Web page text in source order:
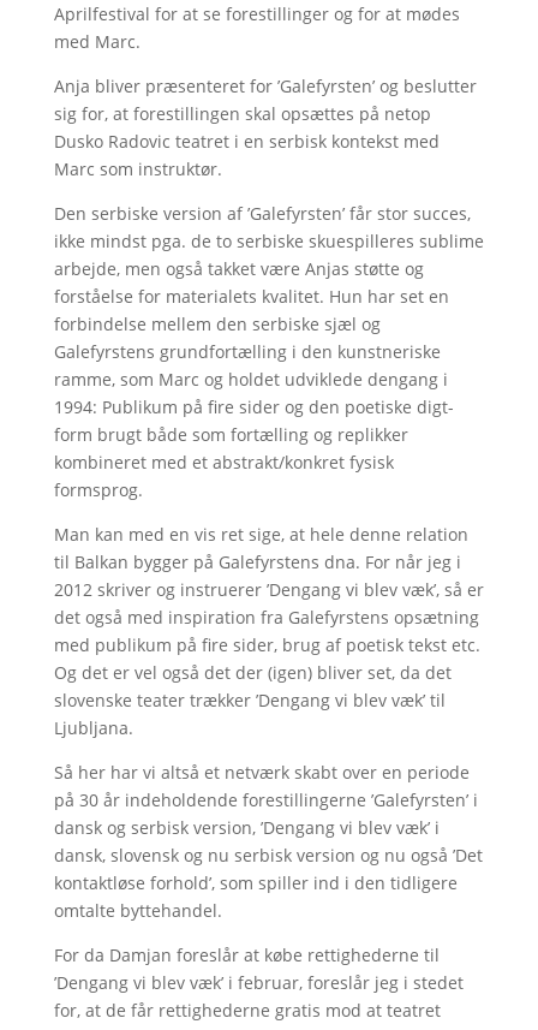
Aprilfestival for at se forestillinger og for at mødes
med Marc.
Anja bliver præsenteret for ’Galefyrsten’ og beslutter
sig for, at forestillingen skal opsættes på netop
Dusko Radovic teatret i en serbisk kontekst med
Marc som instruktør.
Den serbiske version af ’Galefyrsten’ får stor succes,
ikke mindst pga. de to serbiske skuespilleres sublime
arbejde, men også takket være Anjas støtte og
forståelse for materialets kvalitet. Hun har set en
forbindelse mellem den serbiske sjæl og
Galefyrstens grundfortælling i den kunstneriske
ramme, som Marc og holdet udviklede dengang i
1994: Publikum på fire sider og den poetiske digt-
form brugt både som fortælling og replikker
kombineret med et abstrakt/konkret fysisk
formsprog.
Man kan med en vis ret sige, at hele denne relation
til Balkan bygger på Galefyrstens dna. For når jeg i
2012 skriver og instruerer ’Dengang vi blev væk’, så er
det også med inspiration fra Galefyrstens opsætning
med publikum på fire sider, brug af poetisk tekst etc.
Og det er vel også det der (igen) bliver set, da det
slovenske teater trækker ’Dengang vi blev væk’ til
Ljubljana.
Så her har vi altså et netværk skabt over en periode
på 30 år indeholdende forestillingerne ’Galefyrsten’ i
dansk og serbisk version, ’Dengang vi blev væk’ i
dansk, slovensk og nu serbisk version og nu også ’Det
kontaktløse forhold’, som spiller ind i den tidligere
omtalte byttehandel.
For da Damjan foreslår at købe rettighederne til
’Dengang vi blev væk’ i februar, foreslår jeg i stedet
for, at de får rettighederne gratis mod at teatret